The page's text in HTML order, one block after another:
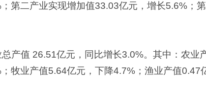
第二产业实现增加值33.03亿元，增长5.6%；
产值 26.51亿元，同比增长3.0%。其中：农业
牧业产值5.64亿元，下降4.7%；渔业产值0.47